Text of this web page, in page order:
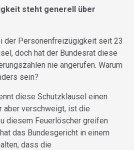
steht generell über
der Personenfreizügigkeit seit 23
doch hat der Bundesrat diese
nie angerufen. Warum
sein?
diese Schutzklausel einen
aber verschweigt, ist die
diesem Feuerlöscher greifen
das Bundes­gericht in einem
dass die